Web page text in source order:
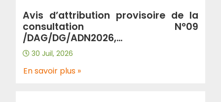
Avis d’attribution provisoire de la
consultation N°09
/DAG/DG/ADN2026,
portant:”Fourniture et livraison de
petit outillages au profit de L’EPIC-
ADA”.
30 Juil, 2026
En savoir plus »